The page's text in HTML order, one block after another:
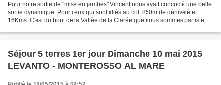
Pour notre sortie de "mise en jambes" Vincent nous avait concocté une belle
sortie dynamique. Pour ceux qui sont allés au col, 850m de dénivelé et
16Kms. C'est du bout de la Vallée de la Clarée que nous sommes partis en
Séjour 5 terres 1er jour Dimanche 10 mai 2015
LEVANTO - MONTEROSSO AL MARE